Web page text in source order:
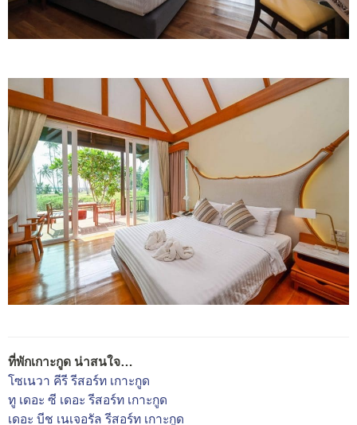
ที่พักเกาะกูด น่าสนใจ…
โซเนวา คีรี รีสอร์ท เกาะกูด
ทู เดอะ ซี เดอะ รีสอร์ท เกาะกูด
เดอะ บีช เนเจอรัล รีสอร์ท เกาะกูด